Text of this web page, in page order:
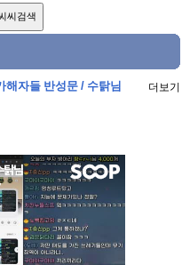
해자들 반성문 / 수탉님 더보기